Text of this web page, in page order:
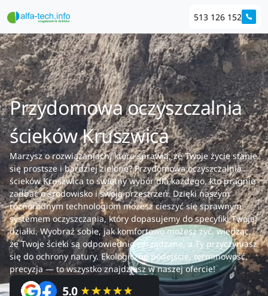
513 126 152
Przydomowa oczyszczalnia
ścieków Kruszwica
Marzysz o rozwiązaniach, które sprawią, że Twoje życie stanie
się prostsze i bardziej zielone? Przydomowa oczyszczalnia
ścieków Kruszwica to świetny wybór dla każdego, kto pragnie
zadbać o środowisko i swoją przestrzeń. Dzięki naszym
różnorodnym technologiom możesz cieszyć się sprawnym
systemem oczyszczania, który dopasujemy do specyfiki Twojej
działki. Wyobraź sobie, jak komfortowo możesz żyć, wiedząc,
że Twoje ścieki są odpowiednio zarządzane, a Ty przyczyniasz
się do ochrony natury. Ekologiczne podejście, terminowość,
precyzja — to wszystko znajdziesz w naszej ofercie!